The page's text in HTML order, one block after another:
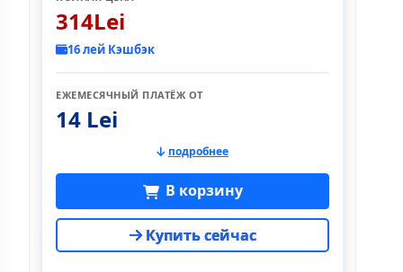
314Lei
16 лей Кэшбэк
ЕЖЕМЕСЯЧНЫЙ ПЛАТЁЖ ОТ
14 Lei
подробнее
В корзину
Купить сейчас